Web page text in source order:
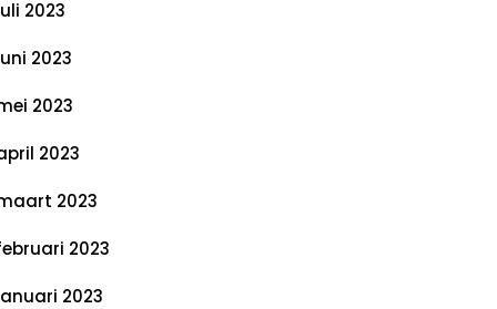
2023
2023
2023
2023
2023
2023
2023